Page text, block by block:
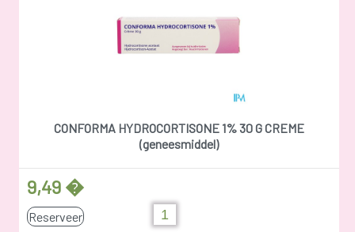
CONFORMA HYDROCORTISONE 1% 30 G CREME
(geneesmiddel)
9,49 �
Reserveer